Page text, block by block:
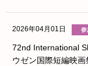
2026年04月01日
72nd International
ウゼン国際短編映画